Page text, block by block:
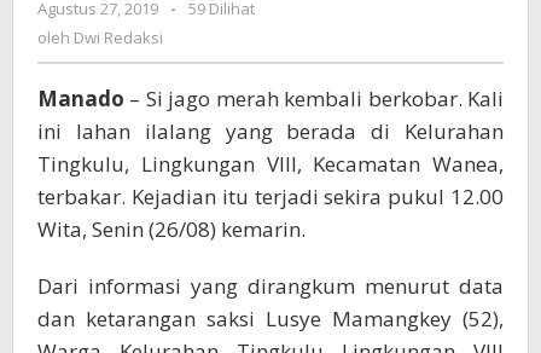
Agustus 27, 2019
oleh
-
59 Dilihat
oleh Dwi Redaksi
Manado – Si jago merah kembali berkobar. Kali
ini lahan ilalang yang berada di Kelurahan
Tingkulu, Lingkungan VIII, Kecamatan Wanea,
terbakar. Kejadian itu terjadi sekira pukul 12.00
Wita, Senin (26/08) kemarin.
Dari informasi yang dirangkum menurut data
dan ketarangan saksi Lusye Mamangkey (52),